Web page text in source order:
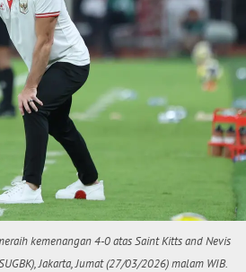
kemenangan 4-0 atas Saint Kitts and Nevis
Jakarta, Jumat (27/03/2026) malam WIB.